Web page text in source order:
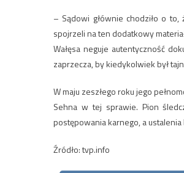
– Sądowi głównie chodziło o
spojrzeli na ten dodatkowy
Wałęsa neguje autentyczność
zaprzecza, by kiedykolwiek był
W maju zeszłego roku jego
Sehna w tej sprawie. Pion
postępowania karnego, a
Źródło: tvp.info